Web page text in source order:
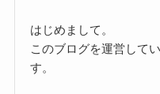
はじめまして。
このブログを運営して
す。